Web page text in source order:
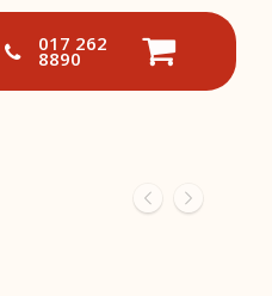
017 262
8890